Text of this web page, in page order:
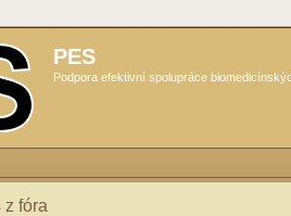
PES
Podpora efektivní spolupráce
z fóra